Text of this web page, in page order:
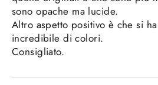
sono opache ma lucide.
Altro aspetto positivo è che si
incredibile di colori.
Consigliato.